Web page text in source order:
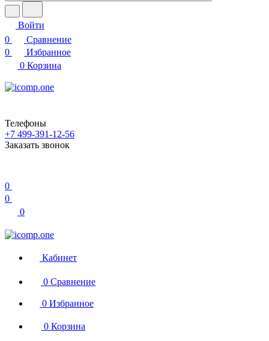
Войти
0
Сравнение
0
Избранное
0 Корзина
Телефоны
+7 499-391-12-56
Заказать звонок
0
0
0
Кабинет
0 Сравнение
0 Избранное
0 Корзина